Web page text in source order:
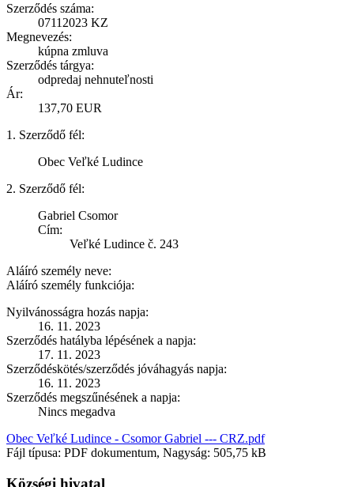
Szerződés száma:
07112023 KZ
Megnevezés:
kúpna zmluva
Szerződés tárgya:
odpredaj nehnuteľnosti
Ár:
137,70 EUR
1. Szerződő fél:
Obec Veľké Ludince
2. Szerződő fél:
Gabriel Csomor
Cím:
Veľké Ludince č. 243
Aláíró személy neve:
Aláíró személy funkciója:
Nyilvánosságra hozás napja:
16. 11. 2023
Szerződés hatályba lépésének a napja:
17. 11. 2023
Szerződéskötés/szerződés jóváhagyás napja:
16. 11. 2023
Szerződés megszűnésének a napja:
Nincs megadva
Obec Veľké Ludince - Csomor Gabriel --- CRZ.pdf
Fájl típusa: PDF dokumentum, Nagyság: 505,75 kB
Községi hivatal